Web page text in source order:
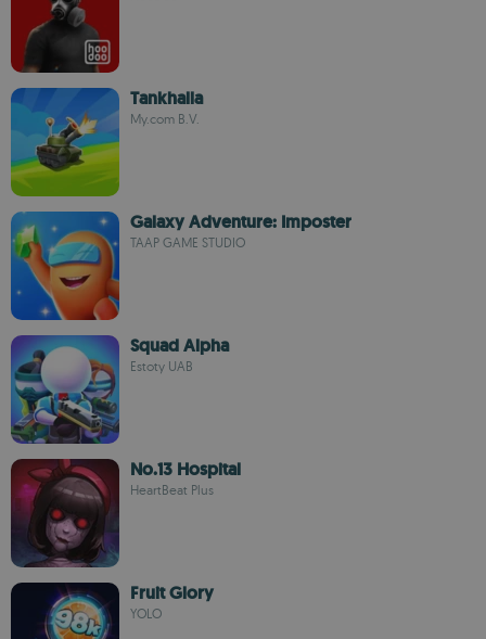
Tankhalla
My.com B.V.
Galaxy Adventure: Imposter
TAAP GAME STUDIO
Squad Alpha
Estoty UAB
No.13 Hospital
HeartBeat Plus
Fruit Glory
YOLO